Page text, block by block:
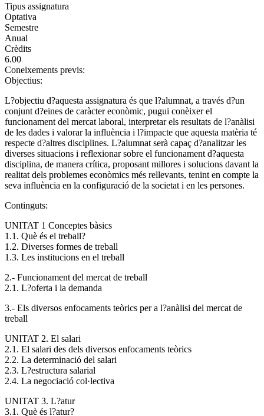
Tipus assignatura
Optativa
Semestre
Anual
Crèdits
6.00
Coneixements previs:
Objectius:
L?objectiu d?aquesta assignatura és que l?alumnat, a través d?un
conjunt d?eines de caràcter econòmic, pugui conèixer el
funcionament del mercat laboral, interpretar els resultats de l?anàlisi
de les dades i valorar la influència i l?impacte que aquesta matèria té
respecte d?altres disciplines. L?alumnat serà capaç d?analitzar les
diverses situacions i reflexionar sobre el funcionament d?aquesta
disciplina, de manera crítica, proposant millores i solucions davant la
realitat dels problemes econòmics més rellevants, tenint en compte la
seva influència en la configuració de la societat i en les persones.
Continguts:
UNITAT 1 Conceptes bàsics
1.1. Què és el treball?
1.2. Diverses formes de treball
1.3. Les institucions en el treball
2.- Funcionament del mercat de treball
2.1. L?oferta i la demanda
3.- Els diversos enfocaments teòrics per a l?anàlisi del mercat de
treball
UNITAT 2. El salari
2.1. El salari des dels diversos enfocaments teòrics
2.2. La determinació del salari
2.3. L?estructura salarial
2.4. La negociació col·lectiva
UNITAT 3. L?atur
3.1. Què és l?atur?